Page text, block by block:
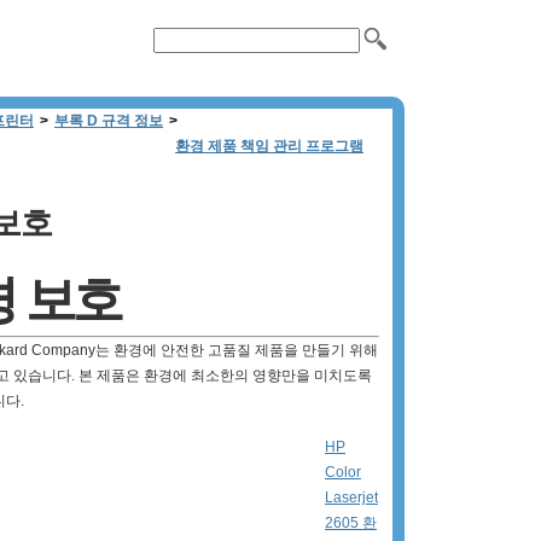
터 > 부록 D 규격 정보 >
환경 제품 책임 관리 프로그램
호
보호
Company는 환경에 안전한 고품질 제품을 만들기 위해
있습니다. 본 제품은 환경에 최소한의 영향만을 미치도록
다.
HP
Color
Laserjet
2605 환